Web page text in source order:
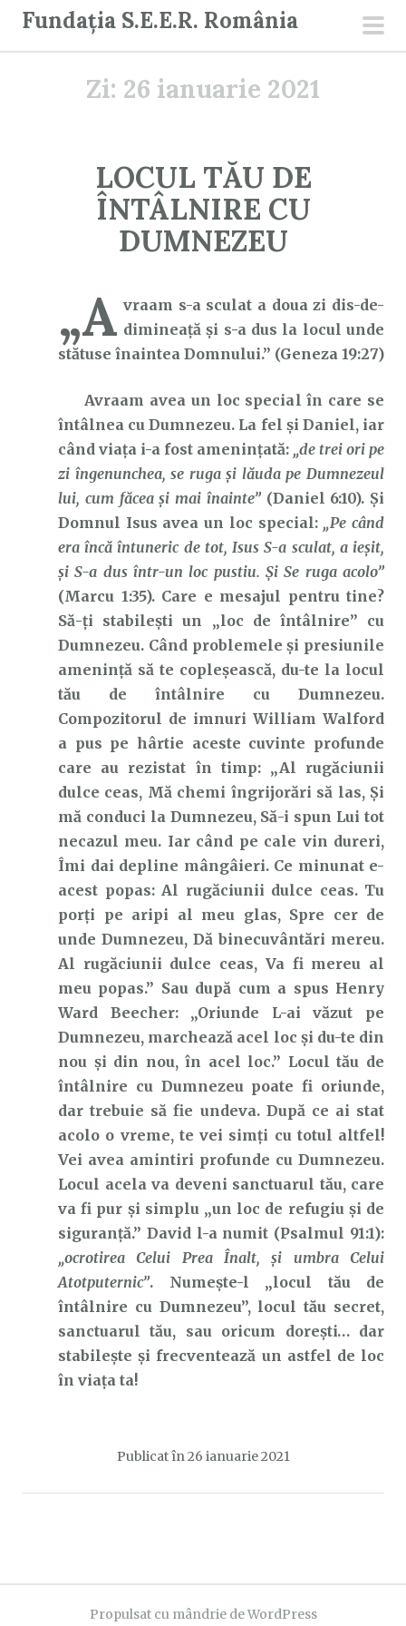
Fundația S.E.E.R. România
Zi: 26 ianuarie 2021
LOCUL TĂU DE
ÎNTÂLNIRE CU
DUMNEZEU
„A vraam s-a sculat a doua zi dis-de-
dimineaţă şi s-a dus la locul unde
stătuse înaintea Domnului.” (Geneza 19:27)
Avraam avea un loc special în care se
întâlnea cu Dumnezeu. La fel și Daniel, iar
când viața i-a fost amenințată: „de trei ori pe
zi îngenunchea, se ruga şi lăuda pe Dumnezeul
lui, cum făcea şi mai înainte”(Daniel 6:10). Și
Domnul Isus avea un loc special: „Pe când
era încă întuneric de tot, Isus S-a sculat, a ieşit,
şi S-a dus într-un loc pustiu. Şi Se ruga acolo”
(Marcu 1:35). Care e mesajul pentru tine?
Să-ți stabilești un „loc de întâlnire” cu
Dumnezeu. Când problemele și presiunile
amenință să te copleșească, du-te la locul
tău de întâlnire cu Dumnezeu.
Compozitorul de imnuri William Walford
a pus pe hârtie aceste cuvinte profunde
care au rezistat în timp: „Al rugăciunii
dulce ceas, Mă chemi îngrijorări să las, Și
mă conduci la Dumnezeu, Să-i spun Lui tot
necazul meu. Iar când pe cale vin dureri,
Îmi dai depline mângâieri. Ce minunat e-
acest popas: Al rugăciunii dulce ceas. Tu
porți pe aripi al meu glas, Spre cer de
unde Dumnezeu, Dă binecuvântări mereu.
Al rugăciunii dulce ceas, Va fi mereu al
meu popas.” Sau după cum a spus Henry
Ward Beecher: „Oriunde L-ai văzut pe
Dumnezeu, marchează acel loc și du-te din
nou și din nou, în acel loc.” Locul tău de
întâlnire cu Dumnezeu poate fi oriunde,
dar trebuie să fie undeva. După ce ai stat
acolo o vreme, te vei simți cu totul altfel!
Vei avea amintiri profunde cu Dumnezeu.
Locul acela va deveni sanctuarul tău, care
va fi pur și simplu „un loc de refugiu și de
siguranță.” David l-a numit (Psalmul 91:1):
„ocrotirea Celui Prea Înalt, şi umbra Celui
Atotputernic”. Numește-l „locul tău de
întâlnire cu Dumnezeu”, locul tău secret,
sanctuarul tău, sau oricum dorești… dar
stabilește și frecventează un astfel de loc
în viața ta!
Publicat în 26 ianuarie 2021
Propulsat cu mândrie de WordPress